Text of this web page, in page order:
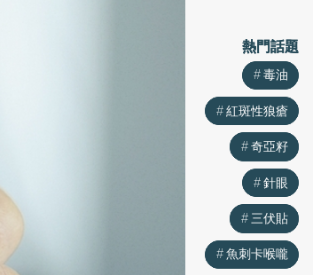
熱門話題
毒油
紅斑性狼瘡
奇亞籽
針眼
三伏貼
魚刺卡喉嚨
熱門話題
毒油
紅斑性狼瘡
奇亞籽
針眼
三伏貼
魚刺卡喉嚨